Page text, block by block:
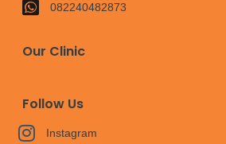
082240482873
Our Clinic
Follow Us
Instagram